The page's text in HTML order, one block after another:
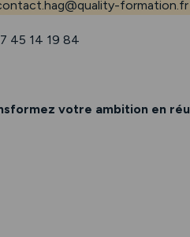
formation.fr
45 14 19 84
votre ambition en